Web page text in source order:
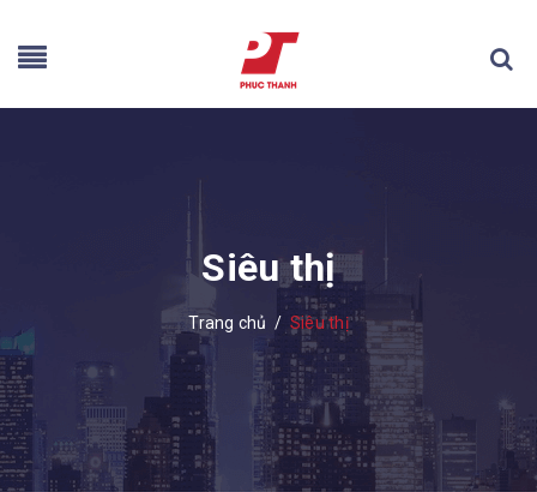
Siêu thị
Trang chủ / Siêu thị